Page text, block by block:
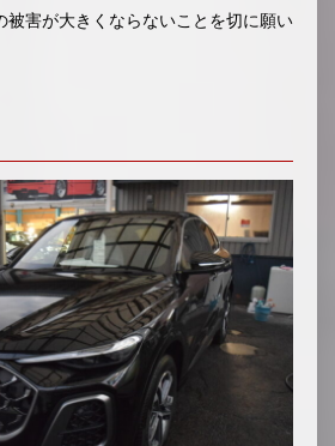
被害が大きくならないことを切に願い